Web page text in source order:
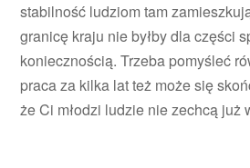
stabilność ludziom tam
granicę kraju nie byłby dla części
koniecznością. Trzeba pomyśleć
praca za kilka lat też może się
że Ci młodzi ludzie nie zechcą już